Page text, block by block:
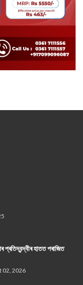
প্ৰতিদ্বন্দ্বীৰ হাতত পৰাজিত
02, 2026